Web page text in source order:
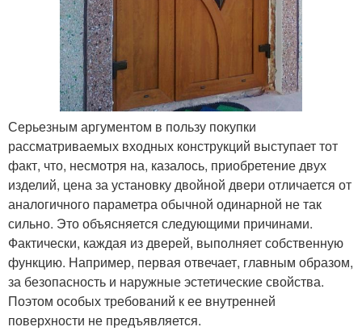
Серьезным аргументом в пользу покупки
рассматриваемых входных конструкций выступает тот
факт, что, несмотря на, казалось, приобретение двух
изделий, цена за установку двойной двери отличается от
аналогичного параметра обычной одинарной не так
сильно. Это объясняется следующими причинами.
Фактически, каждая из дверей, выполняет собственную
функцию. Например, первая отвечает, главным образом,
за безопасность и наружные эстетические свойства.
Поэтом особых требований к ее внутренней
поверхности не предъявляется.